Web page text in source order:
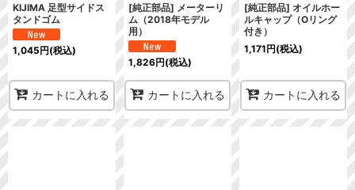
KIJIMA 足型サイドス
タンドゴム
1,045円(税込)
カートに入れる
[純正部品] メーターリ
ム（2018年モデル
用）
1,826円(税込)
カートに入れる
[純正部品] オイルホー
ルキャップ（Oリング
付き）
1,171円(税込)
カートに入れる